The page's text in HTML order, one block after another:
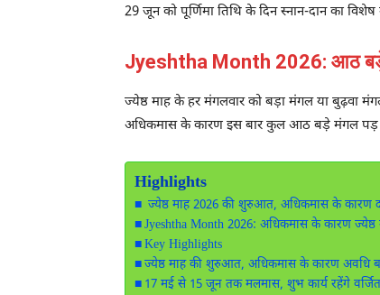
29 जून को पूर्णिमा तिथि के दिन स्नान-दान का विशेष
Jyeshtha Month 2026: आठ बड़े
ज्येष्ठ माह के हर मंगलवार को बड़ा मंगल या बुढ़वा
अधिकमास के कारण इस बार कुल आठ बड़े मंगल पड़
Highlights
ज्येष्ठ माह 2026 की शुरुआत, अधिकमास के कारण दो
Jyeshtha Month 2026: अधिकमास के कारण ज्येष्ठ
Key Highlights
ज्येष्ठ माह की शुरुआत, अधिकमास के कारण अवधि
17 मई से 15 जून तक मलमास, शुभ कार्य रहेंगे वर्जित